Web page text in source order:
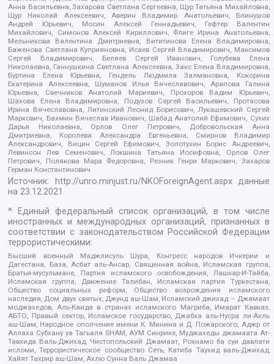
Анна Васильевна, Захарова Светлана Сергеевна, Щур Татьяна Михайловна,
Щур Николай Алексеевич, Аверин Владимир Анатольевич, Блинушов
Андрей Юрьевич, Мосин Алексей Геннадьевич, Гефтер Валентин
Михайлович, Симонов Алексей Кириллович, Флиге Ирина Анатольевна,
Мельникова Валентина Дмитриевна, Вититинова Елена Владимировна,
Баженова Светлана Куприяновна, Исаев Сергей Владимирович, Максимов
Сергей Владимирович, Беляев Сергей Иванович, Голубева Елена
Николаевна, Ганнушкина Светлана Алексеевна, Закс Елена Владимировна,
Буртина Елена Юрьевна, Гендель Людмила Залмановна, Кокорина
Екатерина Алексеевна, Шуманов Илья Вячеславович, Арапова Галина
Юрьевна, Свечников Анатолий Мариевич, Прохоров Вадим Юрьевич,
Шахова Елена Владимировна, Подузов Сергей Васильевич, Протасова
Ирина Вячеславовна, Литинский Леонид Борисович, Лукашевский Сергей
Маркович, Бахмин Вячеслав Иванович, Шабад Анатолий Ефимович, Сухих
Дарья Николаевна, Орлов Олег Петрович, Добровольская Анна
Дмитриевна, Королева Александра Евгеньевна, Смирнов Владимир
Александрович, Вицин Сергей Ефимович, Золотухин Борис Андреевич,
Левинсон Лев Семенович, Локшина Татьяна Иосифовна, Орлов Олег
Петрович, Полякова Мара Федоровна, Резник Генри Маркович, Захаров
Герман Константинович
Источник: http://unro.minjust.ru/NKOForeignAgent.aspxданные
на23.12.2021
* Единый федеральный список организаций, в том числе
иностранных и международных организаций, признанных в
соответствии с законодательством Российской Федерации
террористическими:
Высший военный Маджлисуль Шура, Конгресс народов Ичкерии и
Дагестана, База, Асбат аль-Ансар, Священная война, Исламская группа,
Братья-мусульмане, Партия исламского освобождения, Лашкар-И-Тайба,
Исламская группа, Движение Талибан, Исламская партия Туркестана,
Общество социальных реформ, Общество возрождения исламского
наследия, Дом двух святых, Джунд аш-Шам, Исламский джихад – Джамаат
моджахедов, Аль-Каида в странах исламского Магриба, Имарат Кавказ,
АБТО, Правый сектор, Исламское государство, Джабха аль-Нусра ли-Ахль
аш-Шам, Народное ополчение имени К. Минина и Д. Пожарского, Аджр от
Аллаха Субхану уа Тагьаля SHAM, АУМ Синрике, Муджахеды джамаата Ат-
Тавхида Валь-Джихад, Чистопольский Джамаат, Рохнамо ба суи давлати
исломи, Террористическое сообщество Сеть, Катиба Таухид валь-Джихад,
Хайят Тахрир аш-Шам, Ахлю Сунна Валь Джамаа